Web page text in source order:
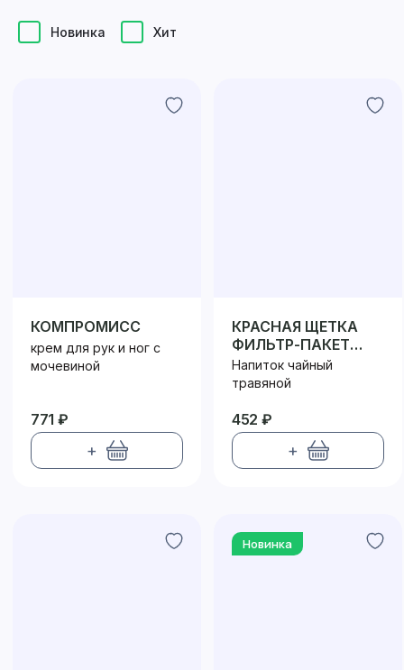
Новинка Хит
КОМПРОМИСС
крем для рук и ног с
мочевиной
771 ₽
+
КРАСНАЯ ЩЕТКА
ФИЛЬТР-ПАКЕТ
№20
Напиток чайный
травяной
452 ₽
+
Новинка